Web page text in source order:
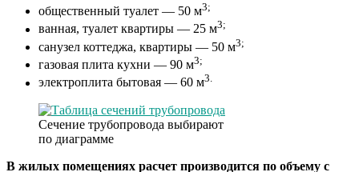
общественный туалет — 50 м3;
ванная, туалет квартиры — 25 м3;
санузел коттеджа, квартиры — 50 м3;
газовая плита кухни — 90 м3;
электроплита бытовая — 60 м3.
Сечение трубопровода выбирают
по диаграмме
В жилых помещениях расчет производится по объему с